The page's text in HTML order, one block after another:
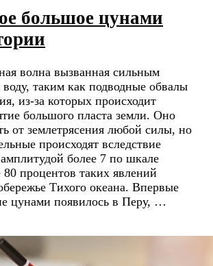
большое цунами
волна вызванная сильным
воду, таким как подводные обвалы
из-за которых происходит
большого пласта земли. Оно
от землетрясения любой силы, но
происходят вследствие
более 7 по шкале
процентов таких явлений
Тихого океана. Впервые
цунами появилось в Перу, …